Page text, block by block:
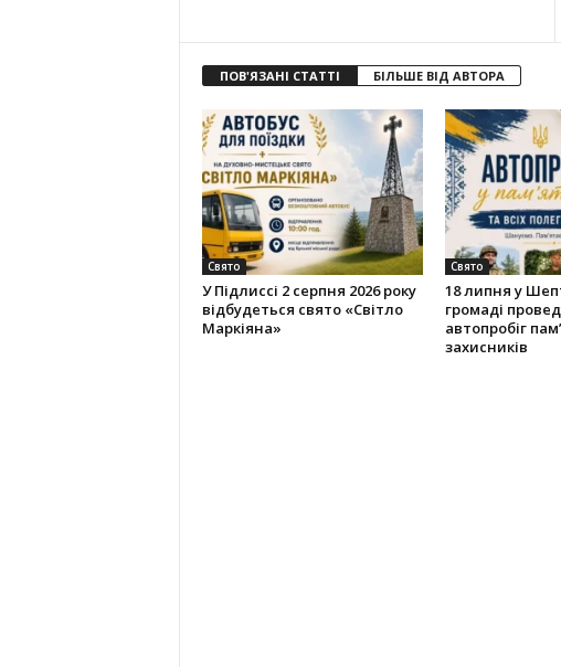
ПОВ'ЯЗАНІ СТАТТІ БІЛЬШЕ ВІД АВТОРА
Свято
У Підлиссі 2 серпня 2026 року
відбудеться свято «Світло
Маркіяна»
Свято
18 липня у
громаді
автопробіг
захисників